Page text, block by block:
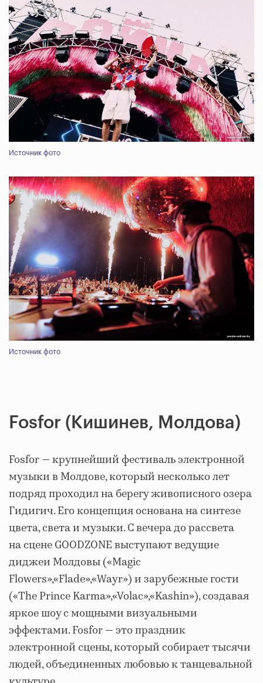
Источник фото
Источник фото
Fosfor (Кишинев, Молдова)
Fosfor — крупнейший фестиваль электронной
музыки в Молдове, который несколько лет
подряд проходил на берегу живописного озера
Гидигич. Его концепция основана на синтезе
цвета, света и музыки. С вечера до рассвета
на сцене GOODZONE выступают ведущие
диджеи Молдовы («Magic
Flowers»,«Flade»,«Wayr») и зарубежные гости
(«The Prince Karma»,«Volac»,«Kashin»), создавая
яркое шоу с мощными визуальными
эффектами. Fosfor — это праздник
электронной сцены, который собирает тысячи
людей, объединенных любовью к танцевальной